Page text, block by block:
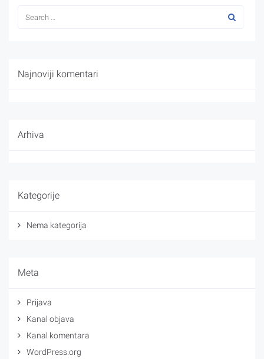
Najnoviji komentari
Arhiva
Kategorije
Nema kategorija
Meta
Prijava
Kanal objava
Kanal komentara
WordPress.org